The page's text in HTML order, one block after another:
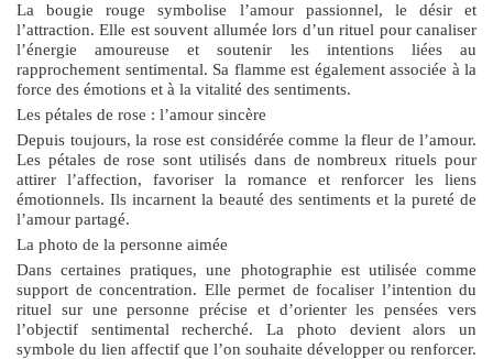
La bougie rouge symbolise l’amour passionnel, le désir et
l’attraction. Elle est souvent allumée lors d’un rituel pour canaliser
l’énergie amoureuse et soutenir les intentions liées au
rapprochement sentimental. Sa flamme est également associée à la
force des émotions et à la vitalité des sentiments.
Les pétales de rose : l’amour sincère
Depuis toujours, la rose est considérée comme la fleur de l’amour.
Les pétales de rose sont utilisés dans de nombreux rituels pour
attirer l’affection, favoriser la romance et renforcer les liens
émotionnels. Ils incarnent la beauté des sentiments et la pureté de
l’amour partagé.
La photo de la personne aimée
Dans certaines pratiques, une photographie est utilisée comme
support de concentration. Elle permet de focaliser l’intention du
rituel sur une personne précise et d’orienter les pensées vers
l’objectif sentimental recherché. La photo devient alors un
symbole du lien affectif que l’on souhaite développer ou renforcer.